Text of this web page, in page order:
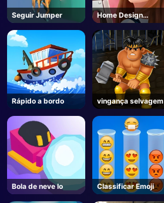
Seguir Jumper
Home Design
Sonhador
Rápido a bordo vingança selvagem
Bola de neve Io Classificar Emoji